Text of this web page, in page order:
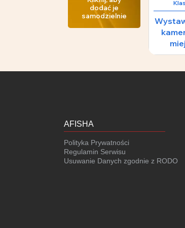
dodać je
samodzielnie
AFISHA
Polityka Prywatności
Regulamin Serwisu
Usuwanie Danych zgodnie z RODO